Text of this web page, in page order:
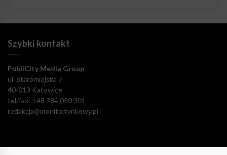
Szybki kontakt
PubliCity Media Group
ul. Staromiejska 7
40-013 Katowice
tel/fax: +48 784 050 301
redakcja@monitorrynkowy.pl